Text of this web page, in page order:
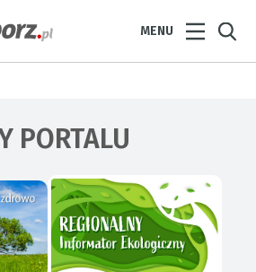
MENU
PORTALU